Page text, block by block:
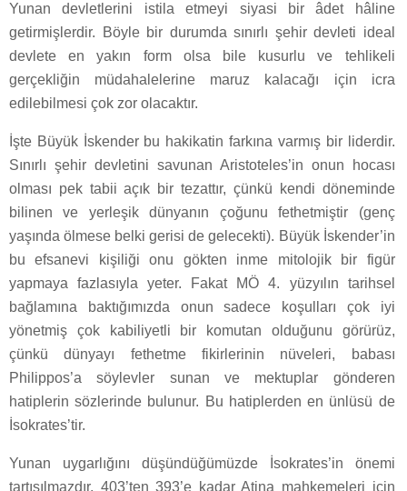
Yunan devletlerini istila etmeyi siyasi bir âdet hâline
getirmişlerdir. Böyle bir durumda sınırlı şehir devleti ideal
devlete en yakın form olsa bile kusurlu ve tehlikeli
gerçekliğin müdahalelerine maruz kalacağı için icra
edilebilmesi çok zor olacaktır.
İşte Büyük İskender bu hakikatin farkına varmış bir liderdir.
Sınırlı şehir devletini savunan Aristoteles’in onun hocası
olması pek tabii açık bir tezattır, çünkü kendi döneminde
bilinen ve yerleşik dünyanın çoğunu fethetmiştir (genç
yaşında ölmese belki gerisi de gelecekti). Büyük İskender’in
bu efsanevi kişiliği onu gökten inme mitolojik bir figür
yapmaya fazlasıyla yeter. Fakat MÖ 4. yüzyılın tarihsel
bağlamına baktığımızda onun sadece koşulları çok iyi
yönetmiş çok kabiliyetli bir komutan olduğunu görürüz,
çünkü dünyayı fethetme fikirlerinin nüveleri, babası
Philippos’a söylevler sunan ve mektuplar gönderen
hatiplerin sözlerinde bulunur. Bu hatiplerden en ünlüsü de
İsokrates’tir.
Yunan uygarlığını düşündüğümüzde İsokrates’in önemi
tartışılmazdır. 403’ten 393’e kadar Atina mahkemeleri için